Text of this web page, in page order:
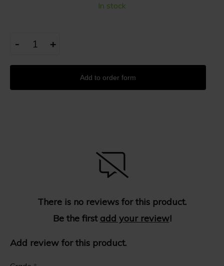
In stock
Add to order form
- +
There is no reviews for this product.
Be the first add your review!
Add review for this product.